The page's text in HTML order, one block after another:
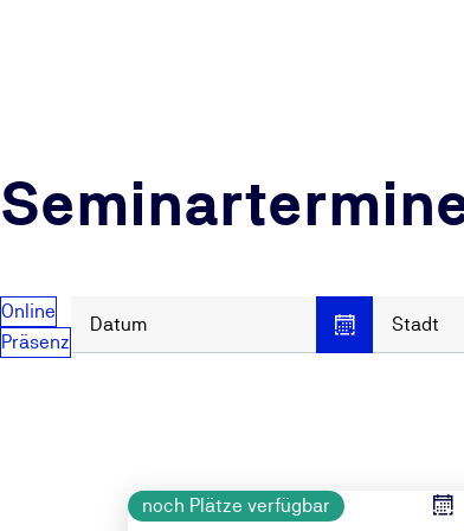
Online
Präsenz
Datum Stadt
noch Plätze verfügbar